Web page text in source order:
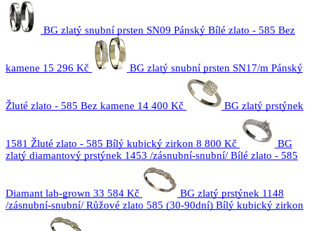
BG zlatý snubní prsten SN09 Pánský Bílé zlato - 585 Bez
kamene 15 296 Kč BG zlatý snubní prsten SN17/m Pánský
Žluté zlato - 585 Bez kamene 14 400 Kč BG zlatý prstýnek
1581 Žluté zlato - 585 Bílý kubický zirkon 8 800 Kč
BG
zlatý diamantový prstýnek 1453 /zásnubní-snubní/ Bílé zlato - 585
Diamant lab-grown 33 584 Kč
BG zlatý prstýnek 1148
/zásnubní-snubní/ Růžové zlato 585 (30-90dní) Bílý kubický zirkon